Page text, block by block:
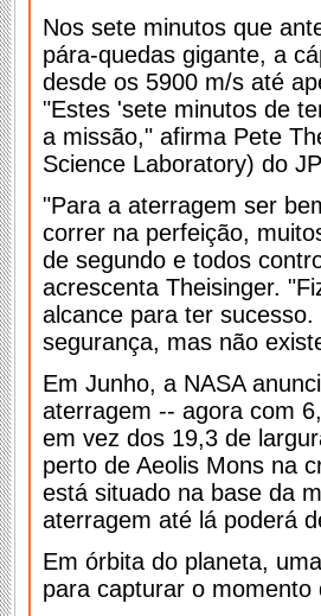
Nos sete minutos que
pára-quedas gigante, a
desde os 5900 m/s até
"Estes 'sete minutos de
a missão," afirma Pete
Science Laboratory) do
"Para a aterragem ser
correr na perfeição,
de segundo e todos
acrescenta Theisinger.
alcance para ter
segurança, mas não
Em Junho, a NASA
aterragem -- agora com
em vez dos 19,3 de
perto de Aeolis Mons na
está situado na base da
aterragem até lá poderá
Em órbita do planeta,
para capturar o momento